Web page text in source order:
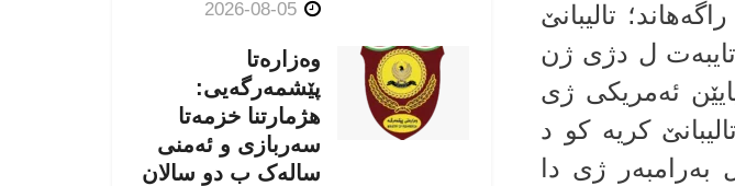
تالیبانێ
ل دژی ژن
ئه‌مریكی ژی
كریه‌ كو د
به‌رامبه‌ر ژی دا
وەزارەتا
پێشمەرگەیی:
هژمارتنا خزمەتا
سەربازی و ئەمنی
سالەک ب دو سالان